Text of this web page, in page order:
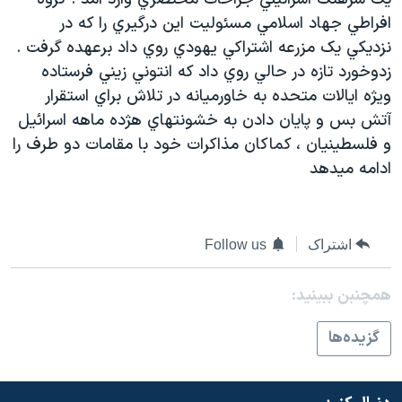
فرهنگ و زندگی
حقوق شهروندی
اقتصادی
علم و فناوری
اسرائیل در جنگ
گالری عکس
مستندها
انتخابات ریاست جمهوری آمریکا ۲۰۲۴
حمله جمهوری اسلامی به اسرائیل
ورزش زنان در ایران
اعتراضات زن، زندگی، آزادی
تریبونال مردمی آبان ۹۸
چهل سال گروگان‌گیری
قانون شفافیت دارائی کادر رهبری ایران
دنبال کنید
زبانهای مختلف
افراطي جهاد اسلامي مسئوليت اين درگيري را که در
نزديکي يک مزرعه اشتراکي يهودي روي داد برعهده گرفت .
زدوخورد تازه در حالي روي داد که انتوني زيني فرستاده
ويژه ايالات متحده به خاورميانه در تلاش براي استقرار
آتش بس و پايان دادن به خشونتهاي هژده ماهه اسرائيل
و فلسطينيان ، کماکان مذاکرات خود با مقامات دو طرف را
ادامه ميدهد
اشتراک Follow us
همچنبن ببینید:
گزيده‌ها